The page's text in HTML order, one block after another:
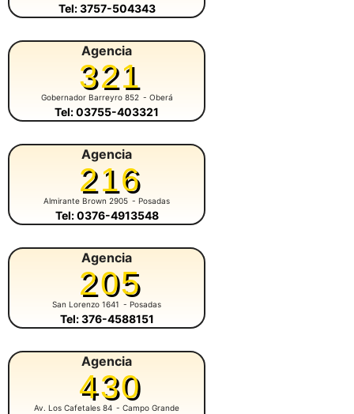
Tel: 3757-504343
Agencia
321
Gobernador Barreyro 852 - Oberá
Tel: 03755-403321
Agencia
216
Almirante Brown 2905 - Posadas
Tel: 0376-4913548
Agencia
205
San Lorenzo 1641 - Posadas
Tel: 376-4588151
Agencia
430
Av. Los Cafetales 84 - Campo Grande